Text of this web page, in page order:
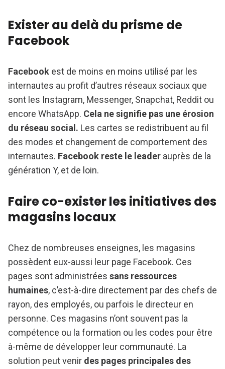
Exister au delà du prisme de
Facebook
Facebook est de moins en moins utilisé par les
internautes au profit d’autres réseaux sociaux que
sont les Instagram, Messenger, Snapchat, Reddit ou
encore WhatsApp. Cela ne signifie pas une érosion
du réseau social. Les cartes se redistribuent au fil
des modes et changement de comportement des
internautes. Facebook reste le leader auprès de la
génération Y, et de loin.
Faire co-exister les initiatives des
magasins locaux
Chez de nombreuses enseignes, les magasins
possèdent eux-aussi leur page Facebook. Ces
pages sont administrées sans ressources
humaines, c’est-à-dire directement par des chefs de
rayon, des employés, ou parfois le directeur en
personne. Ces magasins n’ont souvent pas la
compétence ou la formation ou les codes pour être
à-même de développer leur communauté. La
solution peut venir des pages principales des